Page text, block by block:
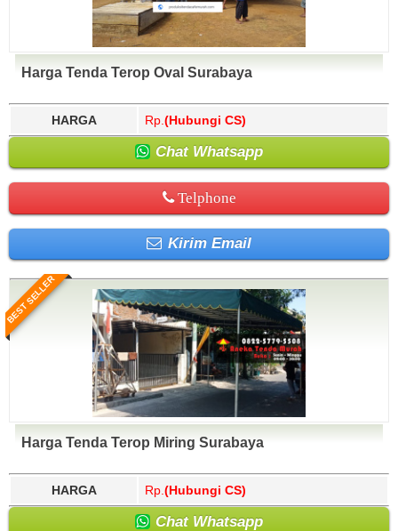
Harga Tenda Terop Oval Surabaya
HARGA Rp. (Hubungi CS)
Chat Whatsapp
Telphone
Kirim Email
BEST SELLER
Harga Tenda Terop Miring Surabaya
HARGA Rp. (Hubungi CS)
Chat Whatsapp